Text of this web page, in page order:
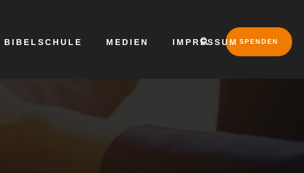
BIBELSCHULE MEDIEN IMPRESSUM SPENDEN